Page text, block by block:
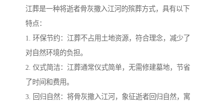
江葬是一种将逝者骨灰撒入江河的殡葬方式，具有以下
特点：
1. 环保节约：江葬不占用土地资源，符合理念，减少了
对自然环境的负担。
2. 仪式简洁：江葬通常仪式简单，无需修建墓地，节省
了时间和费用。
3. 回归自然：将骨灰撒入江河，象征逝者回归自然，寓